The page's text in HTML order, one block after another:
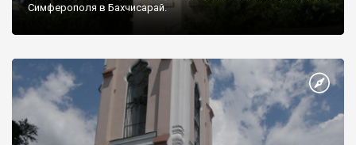
Симферополя в Бахчисарай.